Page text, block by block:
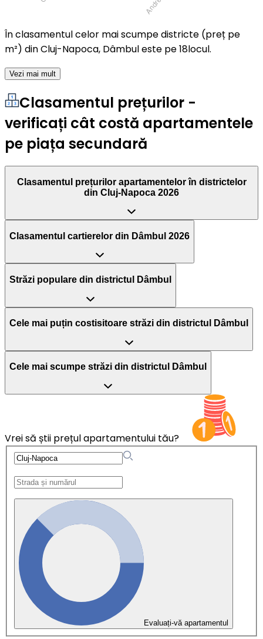
În clasamentul celor mai scumpe districte (preț pe
m²) din Cluj-Napoca, Dâmbul este pe 18locul.
Vezi mai mult
Clasamentul prețurilor -
verificați cât costă apartamentele
pe piața secundară
Clasamentul prețurilor apartamentelor în districtelor
din Cluj-Napoca 2026
Clasamentul cartierelor din Dâmbul 2026
Străzi populare din districtul Dâmbul
Cele mai puțin costisitoare străzi din districtul Dâmbul
Cele mai scumpe străzi din districtul Dâmbul
Vrei să știi prețul apartamentului tău?
Evaluați-vă apartamentul